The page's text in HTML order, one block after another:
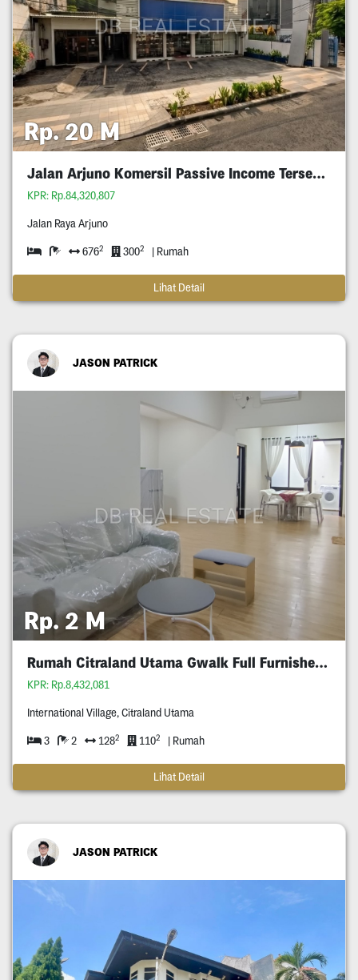
Rp. 20 M
Jalan Arjuno Komersil Passive Income Tersewa
KPR: Rp.84,320,807
Jalan Raya Arjuno
6762 3002 | Rumah
Lihat Detail
JASON PATRICK
Rp. 2 M
Rumah Citraland Utama Gwalk Full Furnished Murah
KPR: Rp.8,432,081
International Village, Citraland Utama
3 2 1282 1102 | Rumah
Lihat Detail
JASON PATRICK